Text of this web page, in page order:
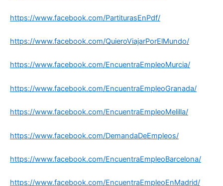
https://www.facebook.com/PartiturasEnPdf/
https://www.facebook.com/QuieroViajarPorElMundo/
https://www.facebook.com/EncuentraEmpleoMurcia/
https://www.facebook.com/EncuentraEmpleoGranada/
https://www.facebook.com/EncuentraEmpleoMelilla/
https://www.facebook.com/DemandaDeEmpleos/
https://www.facebook.com/EncuentraEmpleoBarcelona/
https://www.facebook.com/EncuentraEmpleoEnMadrid/